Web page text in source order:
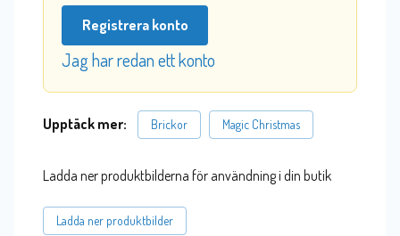
Registrera konto
Jag har redan ett konto
Upptäck mer: Brickor Magic Christmas
Ladda ner produktbilderna för användning i din butik
Ladda ner produktbilder